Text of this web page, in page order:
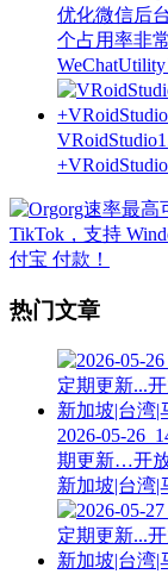
优化微信后
个占用率非
WeChatUtility
热门文章
2026-05-
期更新…开
新加坡|台湾